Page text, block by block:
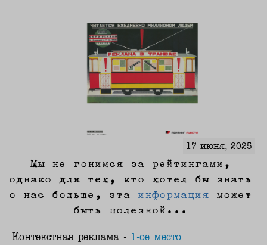
17 июня, 2025
Мы не гонимся за рейтингами,
однако для тех, кто хотел бы знать
о нас больше, эта информация может
быть полезной...
Контекстная реклама - 1-ое место